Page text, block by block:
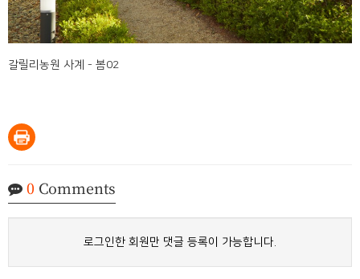
갈릴리농원 사계 - 봄02
0 Comments
로그인한 회원만 댓글 등록이 가능합니다.